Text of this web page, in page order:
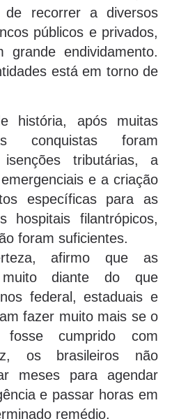
de recorrer a diversos
públicos e privados,
endividamento.
está em torno de
história, após muitas
conquistas foram
tributárias, a
e a criação
específicas para as
hospitais filantrópicos,
foram suficientes.
afirmo que as
muito diante do que
federal, estaduais e
fazer muito mais se o
cumprido com
os brasileiros não
meses para agendar
e passar horas em
remédio.